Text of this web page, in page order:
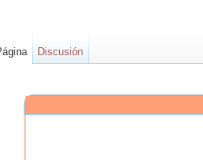
Discusión